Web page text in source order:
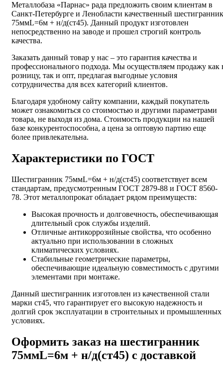
Металлобаза «Парнас» рада предложить своим клиентам в
Санкт-Петербурге и Ленобласти качественный шестигранник
75ммL=6м + н/д(ст45). Данный продукт изготовлен
непосредственно на заводе и прошел строгий контроль
качества.
Заказать данный товар у нас – это гарантия качества и
профессионального подхода. Мы осуществляем продажу как
розницу, так и опт, предлагая выгодные условия
сотрудничества для всех категорий клиентов.
Благодаря удобному сайту компании, каждый покупатель
может ознакомиться со стоимостью и другими параметрами
товара, не выходя из дома. Стоимость продукции на нашей
базе конкурентоспособна, а цена за оптовую партию еще
более привлекательна.
Характеристики по ГОСТ
Шестигранник 75ммL=6м + н/д(ст45) соответствует всем
стандартам, предусмотренным ГОСТ 2879-88 и ГОСТ 8560-
78. Этот металлопрокат обладает рядом преимуществ:
Высокая прочность и долговечность, обеспечивающая
длительный срок службы изделий.
Отличные антикоррозийные свойства, что особенно
актуально при использовании в сложных
климатических условиях.
Стабильные геометрические параметры,
обеспечивающие идеальную совместимость с другими
элементами при монтаже.
Данный шестигранник изготовлен из качественной стали
марки ст45, что гарантирует его высокую надежность и
долгий срок эксплуатации в строительных и промышленных
условиях.
Оформить заказ на шестигранник
75ммL=6м + н/д(ст45) с доставкой